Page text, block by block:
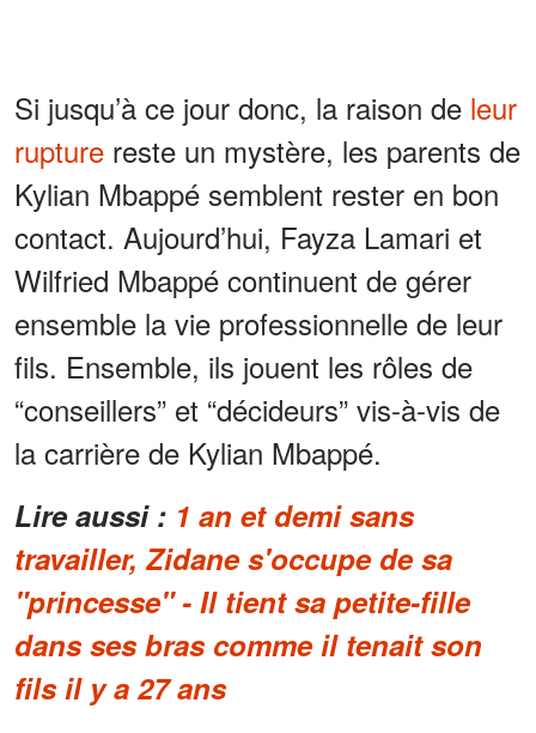
Si jusqu’à ce jour donc, la raison de leur
rupture reste un mystère, les parents de
Kylian Mbappé semblent rester en bon
contact. Aujourd’hui, Fayza Lamari et
Wilfried Mbappé continuent de gérer
ensemble la vie professionnelle de leur
fils. Ensemble, ils jouent les rôles de
“conseillers” et “décideurs” vis-à-vis de
la carrière de Kylian Mbappé.
Lire aussi : 1 an et demi sans
travailler, Zidane s'occupe de sa
"princesse" - Il tient sa petite-fille
dans ses bras comme il tenait son
fils il y a 27 ans